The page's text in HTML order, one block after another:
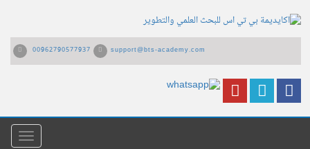
00962790577937 support@bts-academy.com
القائمة